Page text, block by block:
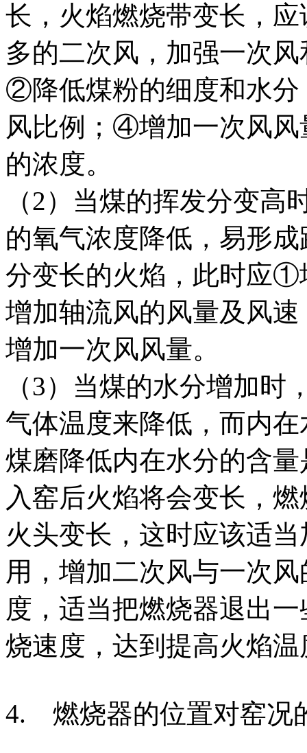
长，火焰燃烧带变长，
多的二次风，加强一次
②降低煤粉的细度和水
风比例；④增加一次风
的浓度。
（2）当煤的挥发分变
的氧气浓度降低，易形
分变长的火焰，此时应
增加轴流风的风量及风
增加一次风风量。
（3）当煤的水分增加
气体温度来降低，而内
煤磨降低内在水分的含
入窑后火焰将会变长，
火头变长，这时应该适
用，增加二次风与一次
度，适当把燃烧器退出
烧速度，达到提高火焰
4. 燃烧器的位置对窑况